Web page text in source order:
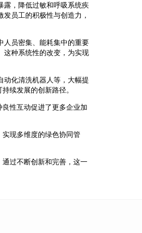
露，降低过敏和呼吸系统疾
员工的积极性与创造力，
人员密集、能耗集中的重要
这种系统性的改变，为实现
动化清洗机器人等，大幅提
续发展的创新路径。
性互动促进了更多企业加
现多维度的绿色协同管
过不断创新和完善，这一